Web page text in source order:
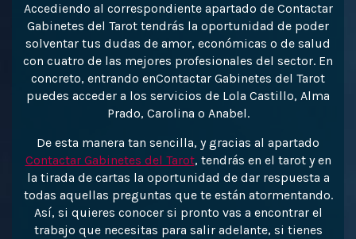
Accediendo al correspondiente apartado de Contactar
Gabinetes del Tarot tendrás la oportunidad de poder
solventar tus dudas de amor, económicas o de salud
con cuatro de las mejores profesionales del sector. En
concreto, entrando enContactar Gabinetes del Tarot
puedes acceder a los servicios de Lola Castillo, Alma
Prado, Carolina o Anabel.
De esta manera tan sencilla, y gracias al apartado
Contactar Gabinetes del Tarot, tendrás en el tarot y en
la tirada de cartas la oportunidad de dar respuesta a
todas aquellas preguntas que te están atormentando.
Así, si quieres conocer si pronto vas a encontrar el
trabajo que necesitas para salir adelante, si tienes